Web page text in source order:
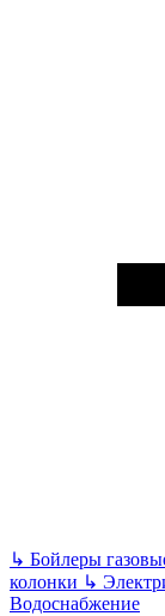
↳ Бойлеры
колонки ↳
Водоснабжение